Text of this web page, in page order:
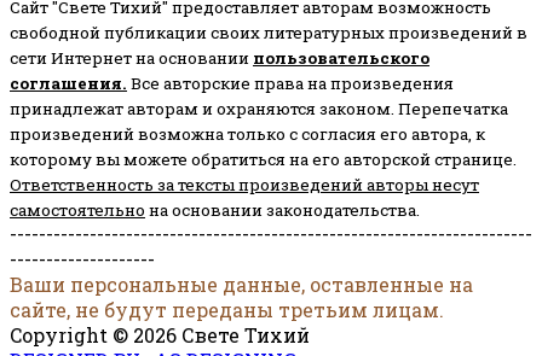
Сайт "Свете Тихий" предоставляет авторам возможность
свободной публикации своих литературных произведений в
сети Интернет на основании пользовательского
соглашения. Все авторские права на произведения
принадлежат авторам и охраняются законом. Перепечатка
произведений возможна только с согласия его автора, к
которому вы можете обратиться на его авторской странице.
Ответственность за тексты произведений авторы несут
самостоятельно на основании законодательства.
------------------------------------------------------------------------
--------------------
Ваши персональные данные, оставленные на
сайте, не будут переданы третьим лицам.
Copyright © 2026 Свете Тихий